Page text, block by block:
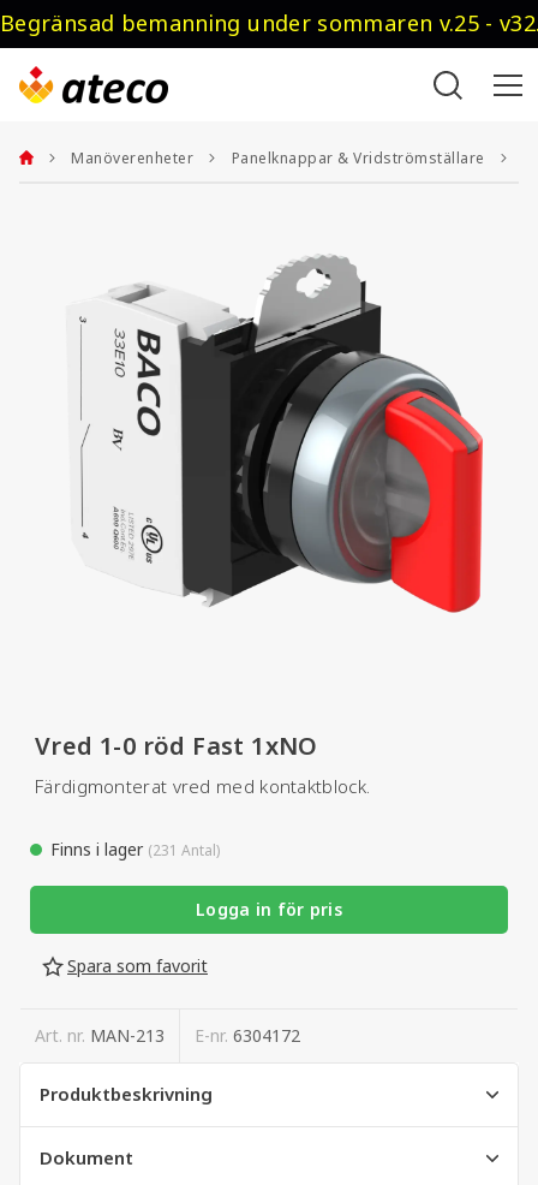
Begränsad bemanning under sommaren v.25 -
Manöverenheter Panelknappar & Vridströmställare
Vred 1-0 röd Fast 1xNO
Färdigmonterat vred med kontaktblock.
Finns i lager (231 Antal)
Logga in för pris
Spara som favorit
Art. nr. MAN-213 E-nr. 6304172
Produktbeskrivning
Dokument